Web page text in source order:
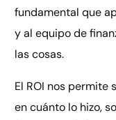
fundamental que
y al equipo de
las cosas.
El ROI nos permite
en cuánto lo hizo,